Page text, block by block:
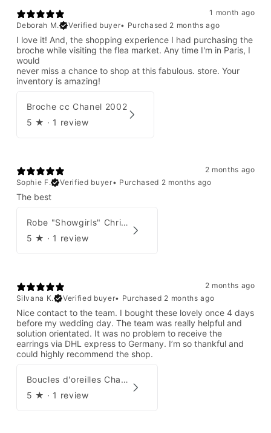
1 month ago
Deborah M.
Verified buyer• Purchased 2 months ago
I love it! And, the shopping experience I had purchasing the
broche while visiting the flea market. Any time I'm in Paris, I
would
never miss a chance to shop at this fabulous. store. Your
inventory is amazing!
Broche cc Chanel 2002
5 ★ · 1 review
2 months ago
Sophie F.
Verified buyer• Purchased 2 months ago
The best
Robe "Showgirls" Christian Dior par John Galliano Été 2003
5 ★ · 1 review
2 months ago
Silvana K.
Verified buyer• Purchased 2 months ago
Nice contact to the team. I bought these lovely once 4 days
before my wedding day. The team was really helpful and
solution orientated. It was no problem to receive the
earrings via DHL express to Germany. I’m so thankful and
could highly recommend the shop.
Boucles d'oreilles Chanel par Karl Lagerfeld 2008
5 ★ · 1 review